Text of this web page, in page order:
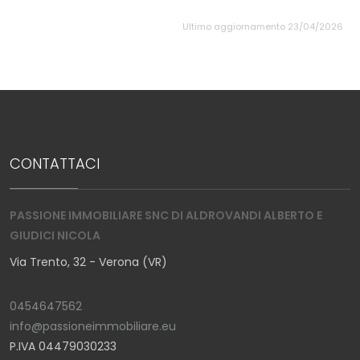
Ultimo aggiornamento 23/04/2026
CONTATTACI
PASSIONE IMMOBILIARE SNC DI ALDROVANDI ALBERTO E
GIUDICI NICOLA
Via Trento, 32 - Verona (VR)
0454647562
info@passioneimmobiliare.eu
P.IVA 04479030233